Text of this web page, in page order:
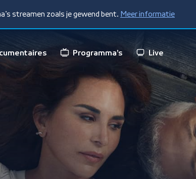
streamen zoals je gewend bent. Meer informatie
Programma's Live